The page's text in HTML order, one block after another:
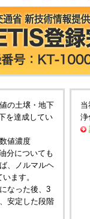
の土壌・地下
を達成してい
値濃度
分についても
、ノルマルヘ
ます。
なった後、3
安定した段階
浄